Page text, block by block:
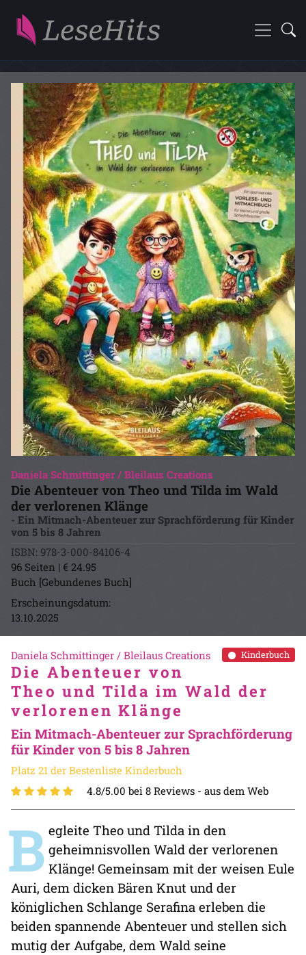
Daniela Schmittinger / Bleilaus Creations
Die Abenteuer von Theo und Tilda im Wald
der verlorenen Klänge
- Ein Mitmach-Abenteuer zur Sprachförderung für Kinder
von 5 bis 8 Jahren
ISBN: 978-3-000-84106-4
96 Seiten | € 24.95
Buch [Gebundenes Buch]
Erscheinungsdatum:
13.10.2025
Kinderbuch
Daniela Schmittinger / Bleilaus Creations
Die Abenteuer von
Theo und Tilda im Wald der
verlorenen Klänge
Ein Mitmach-Abenteuer zur Sprachförderung
für Kinder von 5 bis 8 Jahren
Platz 21 der Bestenliste Kinderbuch
4.8/5.00 bei 8 Reviews - aus dem Web
B egleite Theo und Tilda in den
geheimnisvollen Wald der verlorenen
Klänge! Gemeinsam mit der weisen Eule
Auri, dem dicken Bären Knut und der
königlichen Schlange Serafina erleben die
beiden spannende Abenteuer und stellen sich
mutig der Aufgabe, dem Wald seine